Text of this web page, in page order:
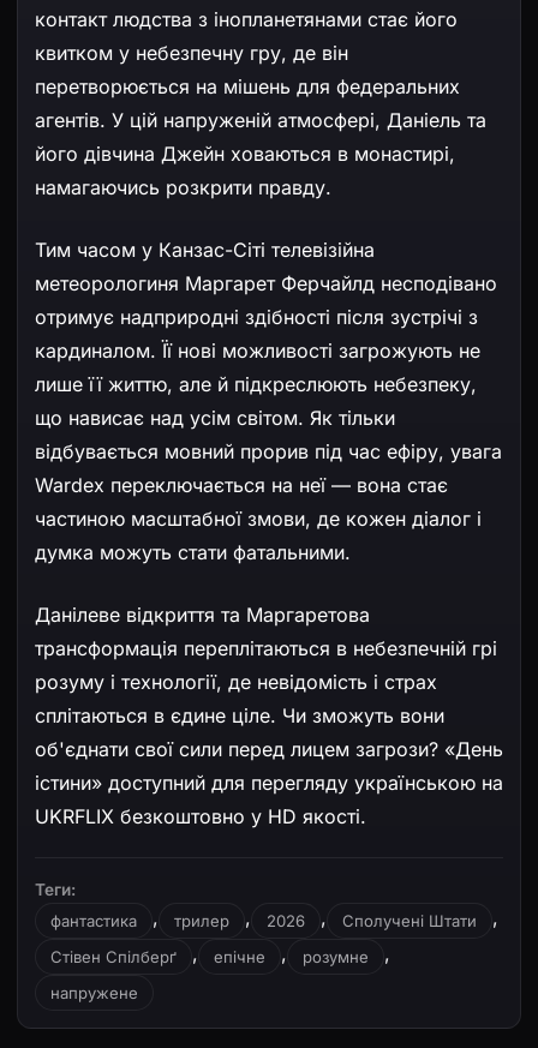
контакт людства з інопланетянами стає його
квитком у небезпечну гру, де він
перетворюється на мішень для федеральних
агентів. У цій напруженій атмосфері, Даніель та
його дівчина Джейн ховаються в монастирі,
намагаючись розкрити правду.
Тим часом у Канзас-Сіті телевізійна
метеорологиня Маргарет Ферчайлд несподівано
отримує надприродні здібності після зустрічі з
кардиналом. Її нові можливості загрожують не
лише її життю, але й підкреслюють небезпеку,
що нависає над усім світом. Як тільки
відбувається мовний прорив під час ефіру, увага
Wardex переключається на неї — вона стає
частиною масштабної змови, де кожен діалог і
думка можуть стати фатальними.
Данілеве відкриття та Маргаретова
трансформація переплітаються в небезпечній грі
розуму і технології, де невідомість і страх
сплітаються в єдине ціле. Чи зможуть вони
об'єднати свої сили перед лицем загрози? «День
істини» доступний для перегляду українською на
UKRFLIX безкоштовно у HD якості.
Теги:
фантастика
, трилер , 2026 , Сполучені Штати ,
Стівен Спілберґ , епічне , розумне ,
напружене